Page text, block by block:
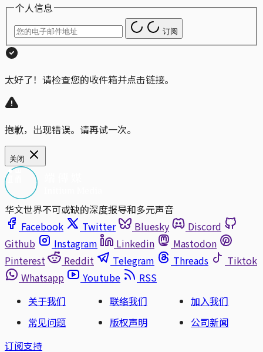
个人信息
订阅
太好了！请检查您的收件箱并点击链接。
抱歉，出现错误。请再试一次。
关闭
华文世界不可或缺的深度报导和多元声音
Facebook
Twitter Bluesky
Discord
Github
Instagram Linkedin
Mastodon
Pinterest
Reddit Telegram Threads
Tiktok
Whatsapp
Youtube
RSS
关于我们
联络我们
加入我们
常见问题
版权声明
公司新闻
订阅支持